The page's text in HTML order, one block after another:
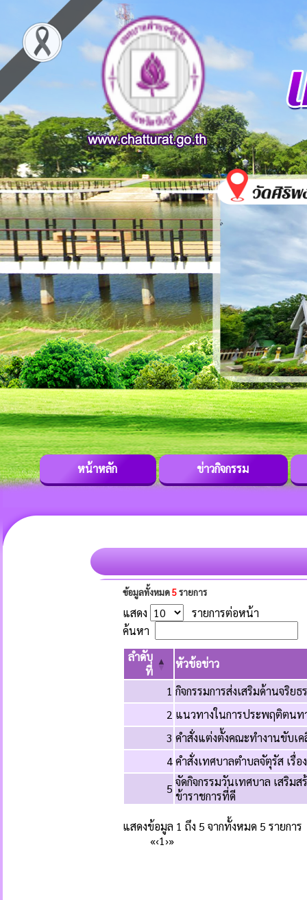
หน้าหลัก ข่าวกิจกรรม
ข้อมูลทั้งหมด5รายการ
แสดง
รายการต่อหน้า
ค้นหา
ลำดับ
ที่
หัวข้อข่าว
1 กิจกรรมการส่งเสริมด้านจริย
2 แนวทางในการประพฤติตนท
3 คำสั่งแต่งตั้งคณะทำงานขับเ
4คำสั่งเทศบาลตำบลจัตุรัส เรื่
5 จัดกิจกรรมวันเทศบาล เสริม
ข้าราชการที่ดี
แสดงข้อมูล 1 ถึง 5 จากทั้งหมด 5 รายการ
«‹1›»